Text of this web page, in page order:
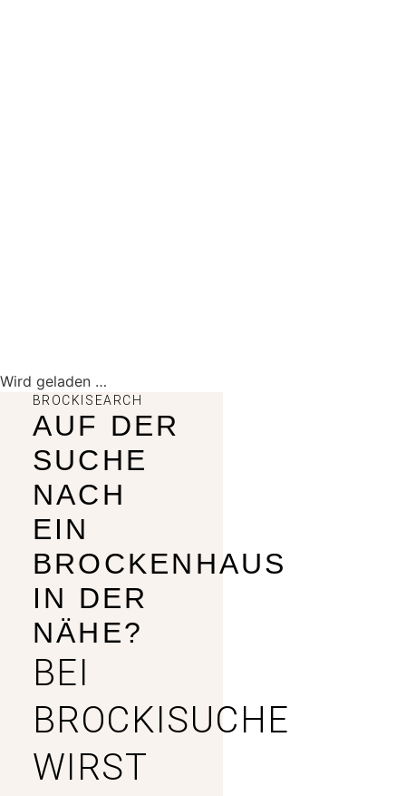
Wird geladen …
BROCKISEARCH
AUF DER
SUCHE
NACH
EIN
BROCKENHAUS
IN DER
NÄHE?
BEI
BROCKISUCHE
WIRST